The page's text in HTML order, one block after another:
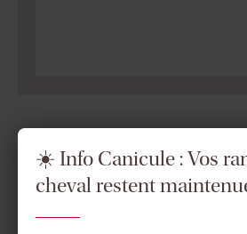
DATES & PRIX
☀️ Info Canicule : Vos
cheval restent